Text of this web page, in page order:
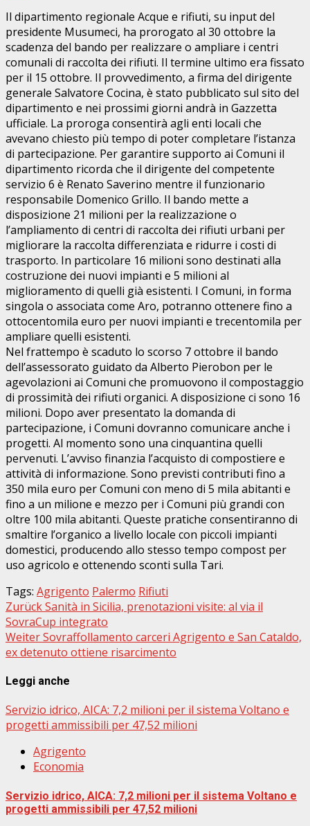
WhatsApp
Il dipartimento regionale Acque e rifiuti, su input del
presidente Musumeci, ha prorogato al 30 ottobre la
scadenza del bando per realizzare o ampliare i centri
comunali di raccolta dei rifiuti. Il termine ultimo era fissato
per il 15 ottobre. Il provvedimento, a firma del dirigente
generale Salvatore Cocina, è stato pubblicato sul sito del
dipartimento e nei prossimi giorni andrà in Gazzetta
ufficiale. La proroga consentirà agli enti locali che
avevano chiesto più tempo di poter completare l’istanza
di partecipazione. Per garantire supporto ai Comuni il
dipartimento ricorda che il dirigente del competente
servizio 6 è Renato Saverino mentre il funzionario
responsabile Domenico Grillo. Il bando mette a
disposizione 21 milioni per la realizzazione o
l’ampliamento di centri di raccolta dei rifiuti urbani per
migliorare la raccolta differenziata e ridurre i costi di
trasporto. In particolare 16 milioni sono destinati alla
costruzione dei nuovi impianti e 5 milioni al
miglioramento di quelli già esistenti. I Comuni, in forma
singola o associata come Aro, potranno ottenere fino a
ottocentomila euro per nuovi impianti e trecentomila per
ampliare quelli esistenti.
Nel frattempo è scaduto lo scorso 7 ottobre il bando
dell’assessorato guidato da Alberto Pierobon per le
agevolazioni ai Comuni che promuovono il compostaggio
di prossimità dei rifiuti organici. A disposizione ci sono 16
milioni. Dopo aver presentato la domanda di
partecipazione, i Comuni dovranno comunicare anche i
progetti. Al momento sono una cinquantina quelli
pervenuti. L’avviso finanzia l’acquisto di compostiere e
attività di informazione. Sono previsti contributi fino a
350 mila euro per Comuni con meno di 5 mila abitanti e
fino a un milione e mezzo per i Comuni più grandi con
oltre 100 mila abitanti. Queste pratiche consentiranno di
smaltire l’organico a livello locale con piccoli impianti
domestici, producendo allo stesso tempo compost per
uso agricolo e ottenendo sconti sulla Tari.
Tags: Agrigento Palermo Rifiuti
Beitragsnavigation
ZurückSanità in Sicilia, prenotazioni visite: al via il
SovraCup integrato
WeiterSovraffollamento carceri Agrigento e San Cataldo,
ex detenuto ottiene risarcimento
Leggi anche
Servizio idrico, AICA: 7,2 milioni per il sistema Voltano e
progetti ammissibili per 47,52 milioni
Agrigento
Economia
Servizio idrico, AICA: 7,2 milioni per il sistema Voltano e
progetti ammissibili per 47,52 milioni